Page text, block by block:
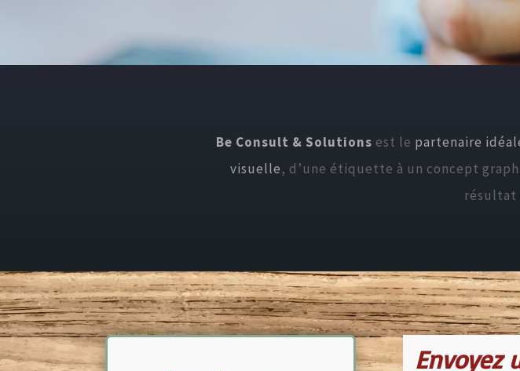
Be Consult & Solutions est le partenaire
visuelle, d’une étiquette à un concept
résultat
Envoyez